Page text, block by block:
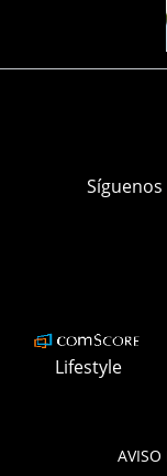
AVISO
Lifestyle